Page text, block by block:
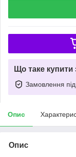
Що таке
Замовлення
Опис
Опис